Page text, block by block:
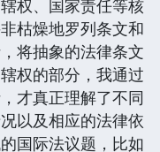
权、国家责任等核
枯燥地罗列条文和
将抽象的法律条文
权的部分，我通过
才真正理解了不同
以及相应的法律依
国际法议题，比如